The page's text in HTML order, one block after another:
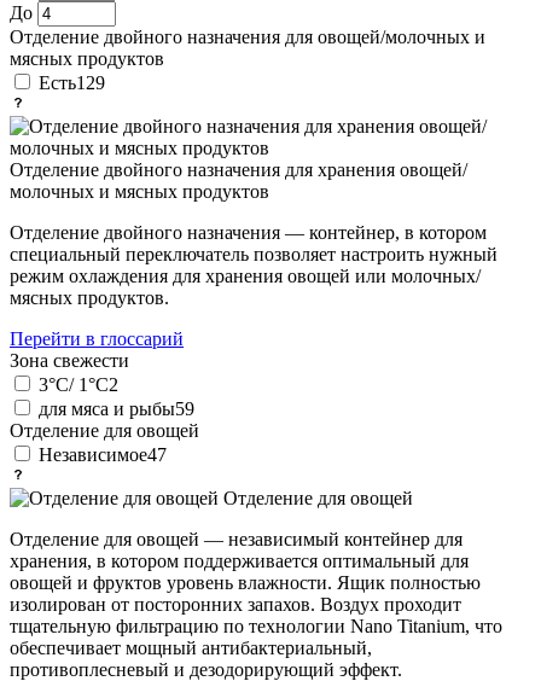
До
Отделение двойного назначения для овощей/молочных и
мясных продуктов
Есть129
Отделение двойного назначения для хранения овощей/
молочных и мясных продуктов
Отделение двойного назначения — контейнер, в котором
специальный переключатель позволяет настроить нужный
режим охлаждения для хранения овощей или молочных/
мясных продуктов.
Перейти в глоссарий
Зона свежести
3°C/ 1°C2
для мяса и рыбы59
Отделение для овощей
Независимое47
Отделение для овощей
Отделение для овощей — независимый контейнер для
хранения, в котором поддерживается оптимальный для
овощей и фруктов уровень влажности. Ящик полностью
изолирован от посторонних запахов. Воздух проходит
тщательную фильтрацию по технологии Nano Titanium, что
обеспечивает мощный антибактериальный,
противоплесневый и дезодорирующий эффект.